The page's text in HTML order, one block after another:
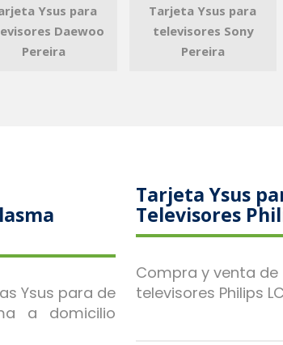
Ysus para
Daewoo
Pereira
Tarjeta Ysus para
televisores Sony
Pereira
Ysus para de
a domicilio
Tarjeta Ysus
Televisores
Compra y venta
televisores Philips